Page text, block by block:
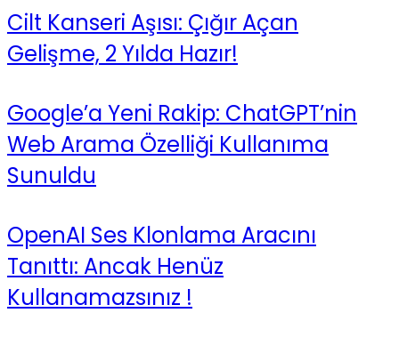
Cilt Kanseri Aşısı: Çığır Açan
Gelişme, 2 Yılda Hazır!
Google’a Yeni Rakip: ChatGPT’nin
Web Arama Özelliği Kullanıma
Sunuldu
OpenAI Ses Klonlama Aracını
Tanıttı: Ancak Henüz
Kullanamazsınız !